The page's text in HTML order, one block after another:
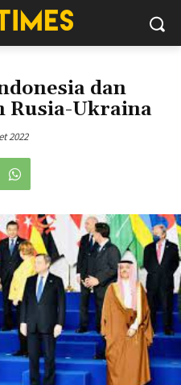
dan
Rusia-Ukraina
2022